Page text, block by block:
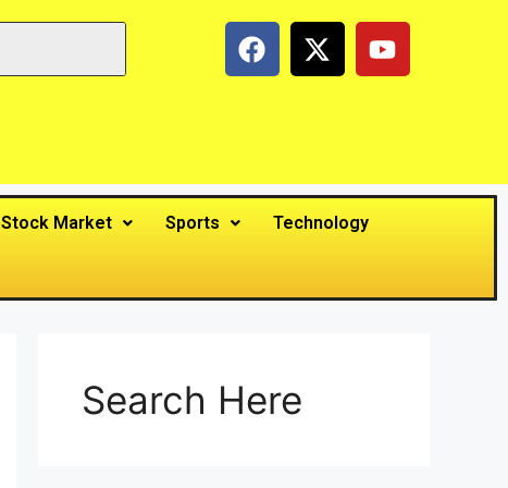
Stock Market Sports Technology
Search Here